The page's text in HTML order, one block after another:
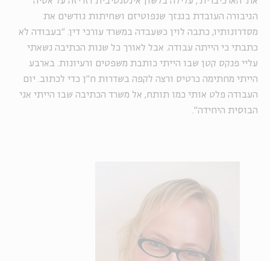
הגיבורה העובדת בגנזך שנפוטיזם ושחיתות גודשים את
מסדרונותיו, כתבה לוין כשעבדה במשרד עורכי דין. "בעבודה לא
כתבתי כי הייתה עבודה. אבל לאורך כל שנות הכתיבה נשאתי
עליי פנקס קטן שבו הייתי כותבת משפטים ורעיונות. בארבע
הייתי מחתימה כרטיס ורצה לקפה בשדרות ח"ן כדי לכתוב. יום
העבודה פלט אותי כמו תותח, אל משרד הכתיבה שבו הייתי אני
הבוסית היחידה".